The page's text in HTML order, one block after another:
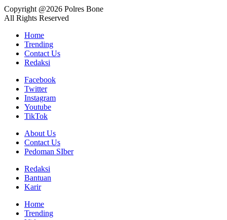
Copyright @2026 Polres Bone
All Rights Reserved
Home
Trending
Contact Us
Redaksi
Facebook
Twitter
Instagram
Youtube
TikTok
About Us
Contact Us
Pedoman SIber
Redaksi
Bantuan
Karir
Home
Trending